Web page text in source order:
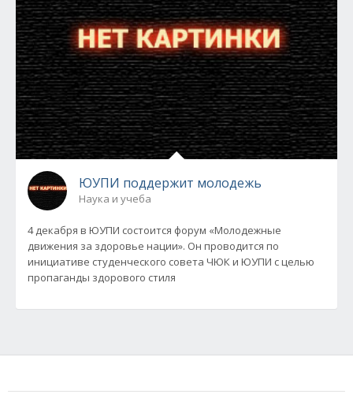
ЮУПИ поддержит молодежь
Наука и учеба
4 декабря в ЮУПИ состоится форум «Молодежные
движения за здоровье нации». Он проводится по
инициативе студенческого совета ЧЮК и ЮУПИ с целью
пропаганды здорового стиля